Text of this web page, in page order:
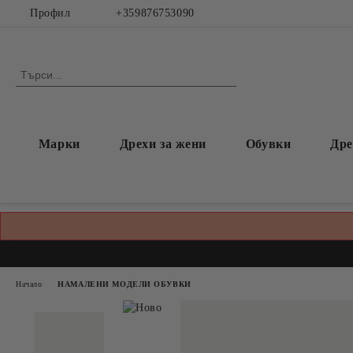
Профил +359876753090
Марки Дрехи за жени Обувки
Начало НАМАЛЕНИ МОДЕЛИ ОБУВКИ